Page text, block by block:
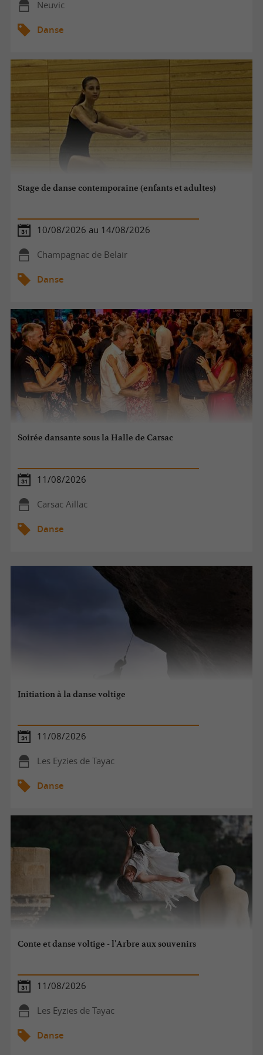
Neuvic
Danse
Stage de danse contemporaine (enfants et adultes)
10/08/2026 au 14/08/2026
Champagnac de Belair
Danse
Soirée dansante sous la Halle de Carsac
11/08/2026
Carsac Aillac
Danse
Initiation à la danse voltige
11/08/2026
Les Eyzies de Tayac
Danse
Conte et danse voltige - l'Arbre aux souvenirs
11/08/2026
Les Eyzies de Tayac
Danse